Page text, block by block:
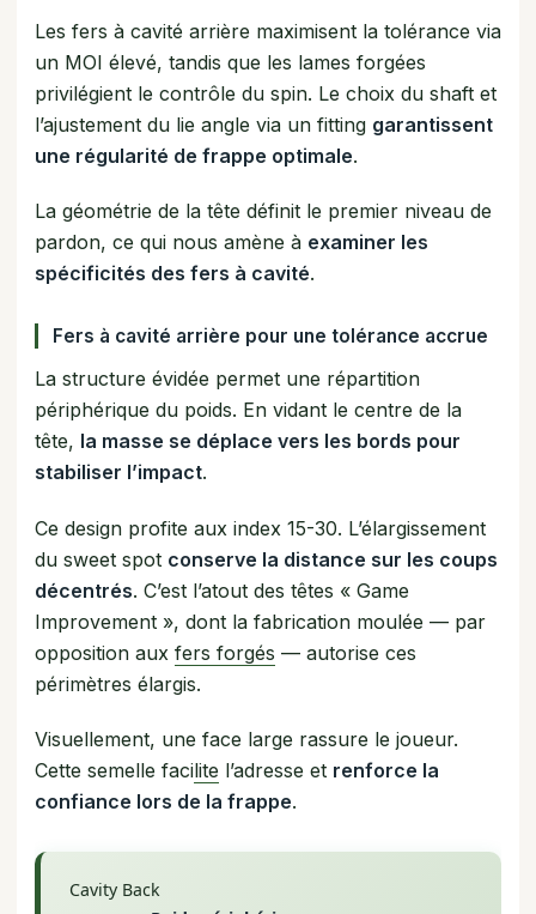
Les fers à cavité arrière maximisent la tolérance via
un MOI élevé, tandis que les lames forgées
privilégient le contrôle du spin. Le choix du shaft et
l’ajustement du lie angle via un fitting garantissent
une régularité de frappe optimale.
La géométrie de la tête définit le premier niveau de
pardon, ce qui nous amène à examiner les
spécificités des fers à cavité.
Fers à cavité arrière pour une tolérance accrue
La structure évidée permet une répartition
périphérique du poids. En vidant le centre de la
tête, la masse se déplace vers les bords pour
stabiliser l’impact.
Ce design profite aux index 15-30. L’élargissement
du sweet spot conserve la distance sur les coups
décentrés. C’est l’atout des têtes « Game
Improvement », dont la fabrication moulée — par
opposition aux fers forgés — autorise ces
périmètres élargis.
Visuellement, une face large rassure le joueur.
Cette semelle facilite l’adresse et renforce la
confiance lors de la frappe.
Cavity Back